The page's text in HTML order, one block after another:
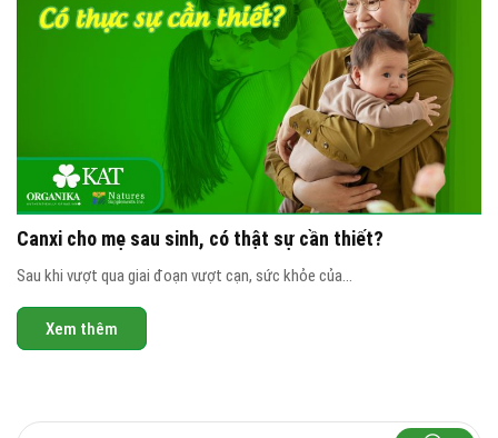
Canxi cho mẹ sau sinh, có thật sự cần thiết?
Sau khi vượt qua giai đoạn vượt cạn, sức khỏe của...
Xem thêm